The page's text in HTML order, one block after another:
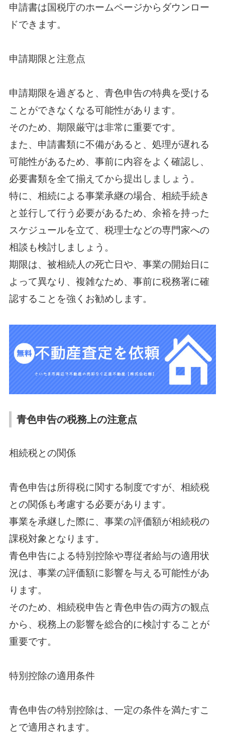
申請書は国税庁のホームページからダウンロー
ドできます。
申請期限と注意点
申請期限を過ぎると、青色申告の特典を受ける
ことができなくなる可能性があります。
そのため、期限厳守は非常に重要です。
また、申請書類に不備があると、処理が遅れる
可能性があるため、事前に内容をよく確認し、
必要書類を全て揃えてから提出しましょう。
特に、相続による事業承継の場合、相続手続き
と並行して行う必要があるため、余裕を持った
スケジュールを立て、税理士などの専門家への
相談も検討しましょう。
期限は、被相続人の死亡日や、事業の開始日に
よって異なり、複雑なため、事前に税務署に確
認することを強くお勧めします。
青色申告の税務上の注意点
相続税との関係
青色申告は所得税に関する制度ですが、相続税
との関係も考慮する必要があります。
事業を承継した際に、事業の評価額が相続税の
課税対象となります。
青色申告による特別控除や専従者給与の適用状
況は、事業の評価額に影響を与える可能性があ
ります。
そのため、相続税申告と青色申告の両方の観点
から、税務上の影響を総合的に検討することが
重要です。
特別控除の適用条件
青色申告の特別控除は、一定の条件を満たすこ
とで適用されます。